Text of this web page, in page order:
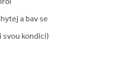
a bav se
svou kondici)